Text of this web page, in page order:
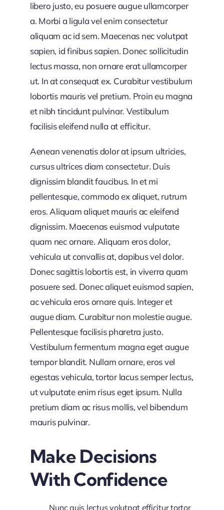
libero justo, eu posuere augue ullamcorper
a. Morbi a ligula vel enim consectetur
aliquam ac id sem. Maecenas nec volutpat
sapien, id finibus sapien. Donec sollicitudin
lectus massa, non ornare erat ullamcorper
ut. In at consequat ex. Curabitur vestibulum
lobortis mauris vel pretium. Proin eu magna
et nibh tincidunt pulvinar. Vestibulum
facilisis eleifend nulla at efficitur.
Aenean venenatis dolor at ipsum ultricies,
cursus ultrices diam consectetur. Duis
dignissim blandit faucibus. In et mi
pellentesque, commodo ex aliquet, rutrum
eros. Aliquam aliquet mauris ac eleifend
dignissim. Maecenas euismod vulputate
quam nec ornare. Aliquam eros dolor,
vehicula ut convallis at, dapibus vel dolor.
Donec sagittis lobortis est, in viverra quam
posuere sed. Donec aliquet euismod sapien,
ac vehicula eros ornare quis. Integer et
augue diam. Curabitur non molestie augue.
Pellentesque facilisis pharetra justo.
Vestibulum fermentum magna eget augue
tempor blandit. Nullam ornare, eros vel
egestas vehicula, tortor lacus semper lectus,
ut vulputate enim risus eget ipsum. Nulla
pretium diam ac risus mollis, vel bibendum
mauris pulvinar.
Make Decisions
With Confidence
Nunc quis lectus volutpat efficitur tortor